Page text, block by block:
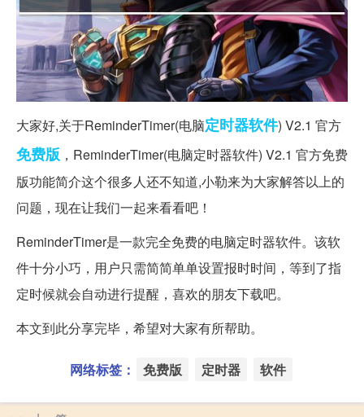
大家好,关于ReminderTimer(电脑定时器软件) V2.1 官方
免费版 ，ReminderTimer(电脑定时器软件) V2.1 官方免费
版功能简介这个很多人还不知道,小勒来为大家解答以上的
问题，现在让我们一起来看看吧！
ReminderTimer是一款完全免费的电脑定时器软件。该软
件十分小巧，用户只需简简单单设置报时时间，等到了指
定时候就会自动进行提醒，喜欢的朋友下载吧。
本文到此分享完毕，希望对大家有所帮助。
网络标签： 免费版 定时器 软件